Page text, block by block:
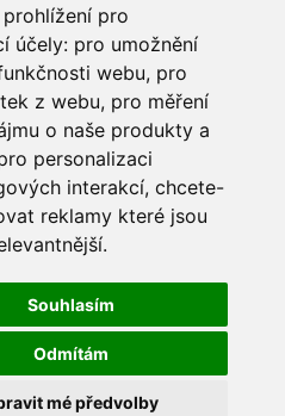
pro
účely: pro umožnění
webu, pro
z webu, pro měření
o naše produkty a
personalizaci
interakcí, chcete-
reklamy které jsou
.
Souhlasím
Odmítám
mé předvolby
NÁS
PLATBY
Nop-Templates.com
Všechna práva vyhrazena.